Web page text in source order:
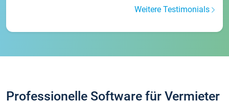
Weitere Testimonials
Professionelle Software für Vermieter